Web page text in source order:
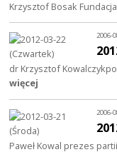
Krzysztof Bosak
2006-
dr Krzysztof
więcej
2006-
Paweł Kowal prezes